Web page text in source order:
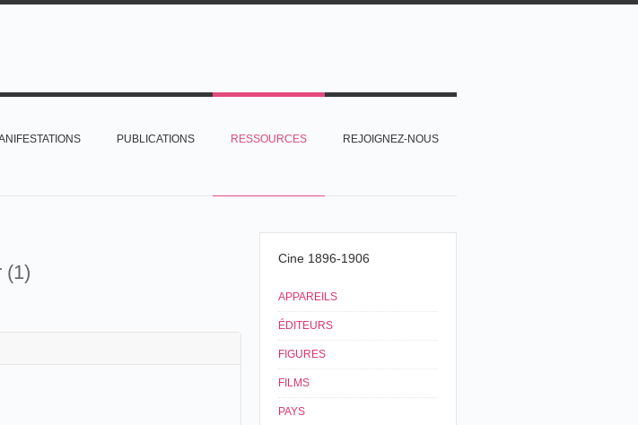
PUBLICATIONS RESSOURCES REJOIGNEZ-NOUS
(1)
Cine 1896-1906
APPAREILS
ÉDITEURS
FIGURES
FILMS
PAYS